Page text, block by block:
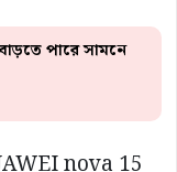
পারে সামনে
nova 15